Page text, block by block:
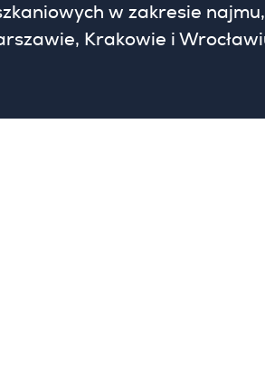
w zakresie najmu,
Krakowie i